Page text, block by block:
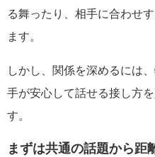
る舞ったり、相手に合わせ
ます。
しかし、関係を深めるには
手が安心して話せる接し方
す。
まずは共通の話題から距